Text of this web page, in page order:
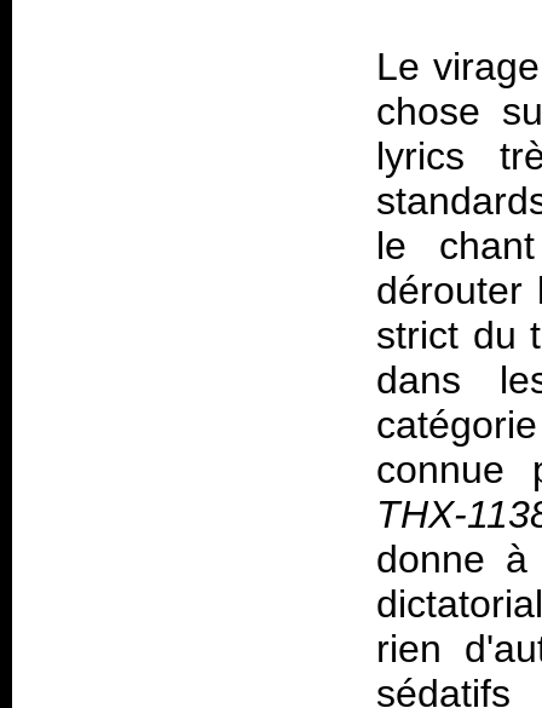
Le
chose
lyrics
le
dérouter
strict du
dans
connue
THX-
donne
rien